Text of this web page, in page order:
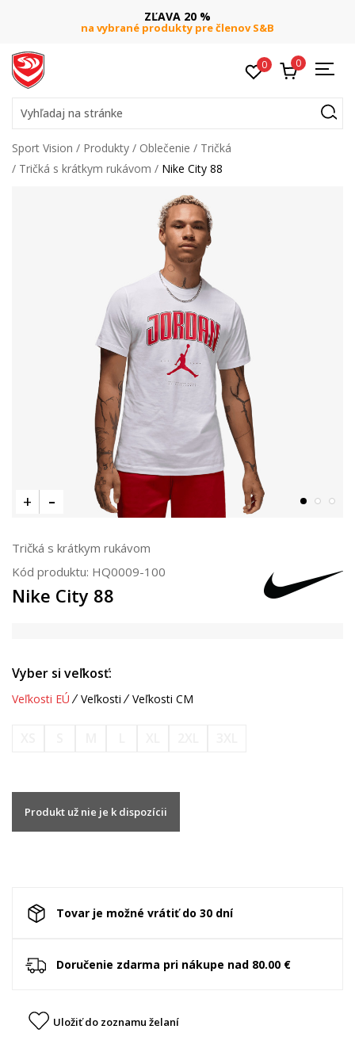
ZĽAVA 20 %
na vybrané produkty pre členov S&B
0 0
Vyhľadaj na stránke
Sport Vision Produkty Oblečenie
Tričká
Tričká s krátkym rukávom
Nike City 88
Tričká s krátkym rukávom
Kód produktu: HQ0009-100
Nike City 88
Vyber si veľkosť:
Veľkosti EÚ Veľkosti Veľkosti CM
Produkt už nie je k dispozícii
Tovar je možné vrátiť do 30 dní
Doručenie zdarma pri nákupe nad 80.00 €
Uložiť do zoznamu želaní